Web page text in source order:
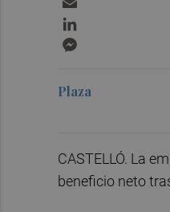
Plaza
CASTELLÓ. La
beneficio neto